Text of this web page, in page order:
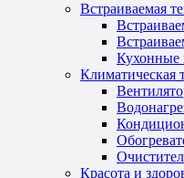
Встраиваемая
Кухонные
Климатическая
Красота и